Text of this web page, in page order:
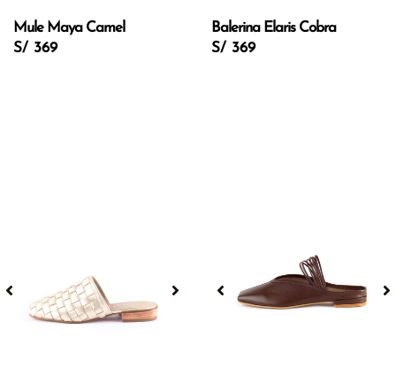
Mule Maya Camel
S/ 369
Balerina Elaris Cobra
S/ 369